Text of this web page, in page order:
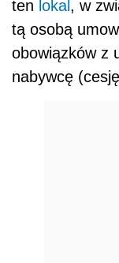
ten lokal , w
tą osobą
obowiązków z
nabywcę